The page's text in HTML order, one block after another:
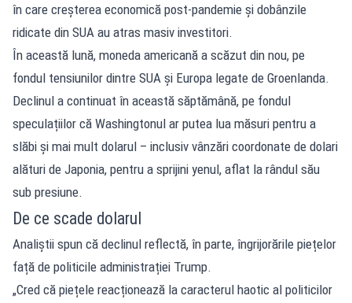
în care creșterea economică post-pandemie și dobânzile
ridicate din SUA au atras masiv investitori.
În această lună, moneda americană a scăzut din nou, pe
fondul tensiunilor dintre SUA și Europa legate de Groenlanda.
Declinul a continuat în această săptămână, pe fondul
speculațiilor că Washingtonul ar putea lua măsuri pentru a
slăbi și mai mult dolarul – inclusiv vânzări coordonate de dolari
alături de Japonia, pentru a sprijini yenul, aflat la rândul său
sub presiune.
De ce scade dolarul
Analiștii spun că declinul reflectă, în parte, îngrijorările piețelor
față de politicile administrației Trump.
„Cred că piețele reacționează la caracterul haotic al politicilor